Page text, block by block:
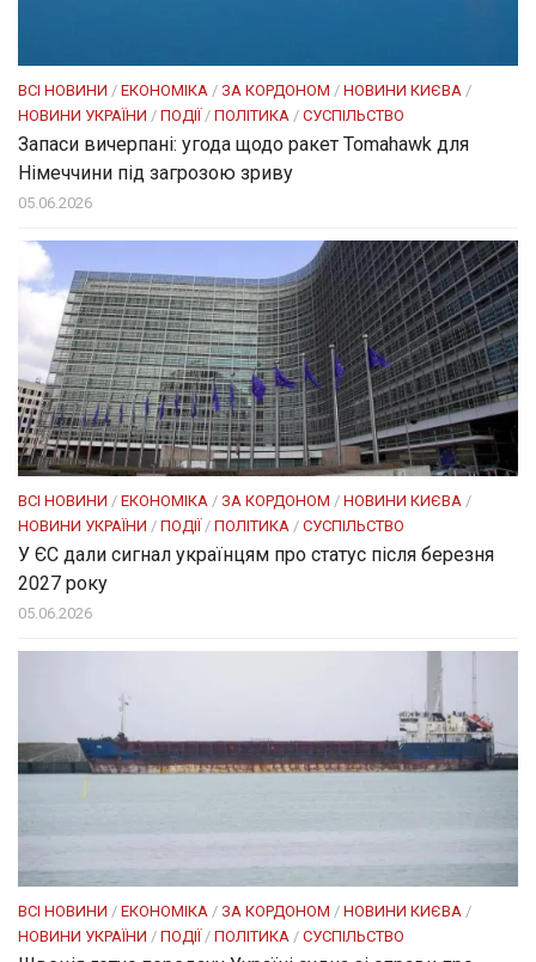
ВСІ НОВИНИ / ЕКОНОМІКА / ЗА КОРДОНОМ / НОВИНИ КИЄВА /
НОВИНИ УКРАЇНИ / ПОДІЇ/ ПОЛІТИКА / СУСПІЛЬСТВО
Запаси вичерпані: угода щодо ракет Tomahawk для
Німеччини під загрозою зриву
05.06.2026
ВСІ НОВИНИ / ЕКОНОМІКА / ЗА КОРДОНОМ / НОВИНИ КИЄВА /
НОВИНИ УКРАЇНИ / ПОДІЇ/ ПОЛІТИКА / СУСПІЛЬСТВО
У ЄС дали сигнал українцям про статус після березня
2027 року
05.06.2026
ВСІ НОВИНИ / ЕКОНОМІКА / ЗА КОРДОНОМ / НОВИНИ КИЄВА /
НОВИНИ УКРАЇНИ / ПОДІЇ/ ПОЛІТИКА / СУСПІЛЬСТВО